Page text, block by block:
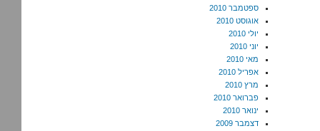
ספטמבר 2010
אוגוסט 2010
יולי 2010
יוני 2010
מאי 2010
אפריל 2010
מרץ 2010
פברואר 2010
ינואר 2010
דצמבר 2009